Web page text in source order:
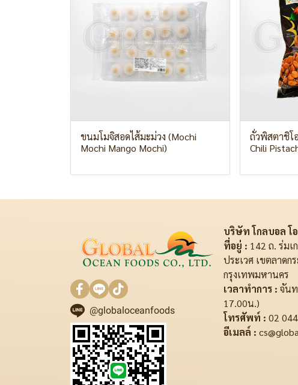
ขนมโมจิสอดไส้มะม่วง (Mochi
Mochi Mango Mochi)
ถั่วพิสตาชิโ
Chili
@globaloceanfoods
บริษัท โกลบอล โ
ที่อยู่ : 142 ถ. ร่มเ
ประเวศ เขตลาดก
กรุงเทพมหานคร
เวลาทำการ : จันท
17.00น.)
โทรศัพท์ : 02
อีเมลล์ :